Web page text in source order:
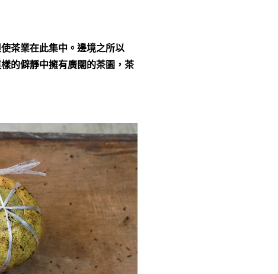
茶業在此集中。邊境之所以
的僻靜中擁有廣闊的茶園，茶